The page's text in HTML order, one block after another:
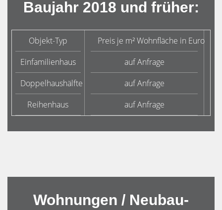
Baujahr 2018 und früher:
Objekt-Typ Preis je m² Wohnfläche in Euro
Einfamilienhaus
auf Anfrage
Doppelhaushälfte
auf Anfrage
Reihenhaus
auf Anfrage
Wohnungen / Neubau-